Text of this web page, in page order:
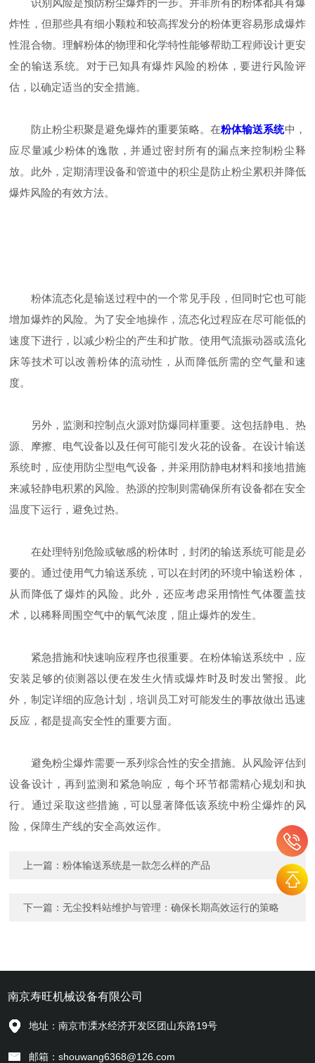
炸性，但那些具有细小颗粒和较高挥发分的粉体更容易形成爆炸
性混合物。理解粉体的物理和化学特性能够帮助工程师设计更安
全的输送系统。对于已知具有爆炸风险的粉体，要进行风险评
估，以确定适当的安全措施。
防止粉尘积聚是避免爆炸的重要策略。在粉体输送系统中，
应尽量减少粉体的逸散，并通过密封所有的漏点来控制粉尘释
放。此外，定期清理设备和管道中的积尘是防止粉尘累积并降低
爆炸风险的有效方法。
粉体流态化是输送过程中的一个常见手段，但同时它也可能
增加爆炸的风险。为了安全地操作，流态化过程应在尽可能低的
速度下进行，以减少粉尘的产生和扩散。使用气流振动器或流化
床等技术可以改善粉体的流动性，从而降低所需的空气量和速
度。
另外，监测和控制点火源对防爆同样重要。这包括静电、热
源、摩擦、电气设备以及任何可能引发火花的设备。在设计输送
系统时，应使用防尘型电气设备，并采用防静电材料和接地措施
来减轻静电积累的风险。热源的控制则需确保所有设备都在安全
温度下运行，避免过热。
在处理特别危险或敏感的粉体时，封闭的输送系统可能是必
要的。通过使用气力输送系统，可以在封闭的环境中输送粉体，
从而降低了爆炸的风险。此外，还应考虑采用惰性气体覆盖技
术，以稀释周围空气中的氧气浓度，阻止爆炸的发生。
紧急措施和快速响应程序也很重要。在粉体输送系统中，应
安装足够的侦测器以便在发生火情或爆炸时及时发出警报。此
外，制定详细的应急计划，培训员工对可能发生的事故做出迅速
反应，都是提高安全性的重要方面。
避免粉尘爆炸需要一系列综合性的安全措施。从风险评估到
设备设计，再到监测和紧急响应，每个环节都需精心规划和执
行。通过采取这些措施，可以显著降低该系统中粉尘爆炸的风
险，保障生产线的安全高效运作。
上一篇：粉体输送系统是一款怎么样的产品
下一篇：无尘投料站维护与管理：确保长期高效运行的策略
南京寿旺机械设备有限公司
地址：南京市溧水经济开发区团山东路19号
邮箱：shouwang6368@126.com